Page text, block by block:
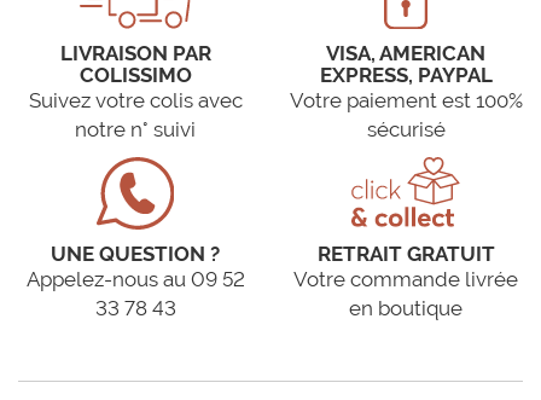
LIVRAISON PAR
COLISSIMO
Suivez votre colis avec
notre n° suivi
VISA, AMERICAN
EXPRESS, PAYPAL
Votre paiement est 100%
sécurisé
UNE QUESTION ?
Appelez-nous au 09 52
33 78 43
RETRAIT GRATUIT
Votre commande livrée
en boutique